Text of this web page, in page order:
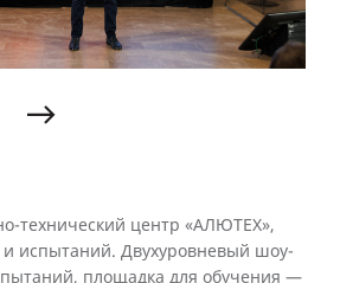
технический центр «АЛЮТЕХ»,
испытаний. Двухуровневый шоу-
площадка для обучения —